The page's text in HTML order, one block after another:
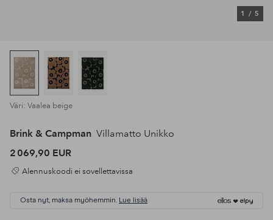
1 / 5
Väri: Vaalea beige
Brink & Campman Villamatto Unikko
2 069,90 EUR
Alennuskoodi ei sovellettavissa
Osta nyt, maksa myöhemmin. Lue lisää